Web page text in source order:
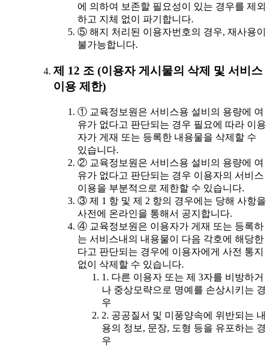
에 의하여 보존할 필요성이 있는 경우를 제외
하고 지체 없이 파기합니다.
⑤ 해지 처리된 이용자번호의 경우, 재사용이
불가능합니다.
제 12 조 (이용자 게시물의 삭제 및 서비스
이용 제한)
① 교육정보원은 서비스용 설비의 용량에 여
유가 없다고 판단되는 경우 필요에 따라 이용
자가 게재 또는 등록한 내용물을 삭제할 수
있습니다.
② 교육정보원은 서비스용 설비의 용량에 여
유가 없다고 판단되는 경우 이용자의 서비스
이용을 부분적으로 제한할 수 있습니다.
③ 제 1 항 및 제 2 항의 경우에는 당해 사항을
사전에 온라인을 통해서 공지합니다.
④ 교육정보원은 이용자가 게재 또는 등록하
는 서비스내의 내용물이 다음 각호에 해당한
다고 판단되는 경우에 이용자에게 사전 통지
없이 삭제할 수 있습니다.
1. 다른 이용자 또는 제 3자를 비방하거
나 중상모략으로 명예를 손상시키는 경
우
2. 공공질서 및 미풍양속에 위반되는 내
용의 정보, 문장, 도형 등을 유포하는 경
우